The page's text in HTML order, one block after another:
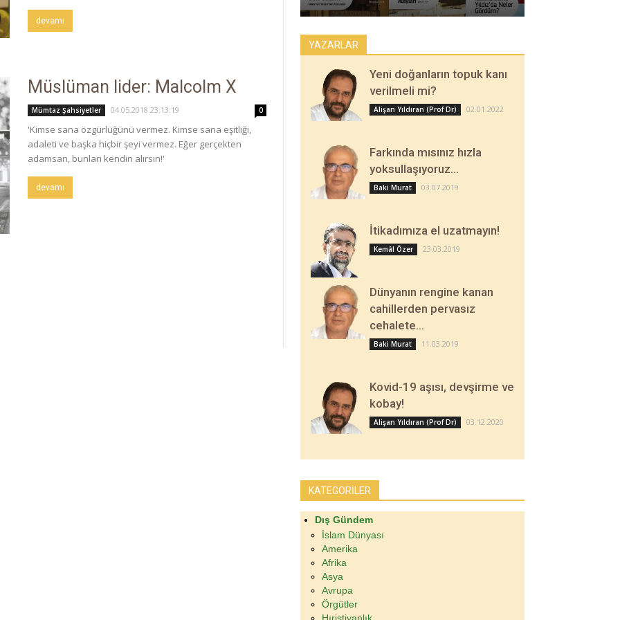
devamı
Müslüman lider: Malcolm X
Mümtaz Şahsiyetler 04.05.2018 23:13:19 0
'Kimse sana özgürlüğünü vermez. Kimse sana eşitliği,
adaleti ve başka hiçbir şeyi vermez. Eğer gerçekten
adamsan, bunları kendin alırsın!'
devamı
YAZARLAR
Yeni doğanların topuk kanı
verilmeli mi?
Alişan Yıldıran (Prof Dr) 02.01.2022
Farkında mısınız hızla
yoksullaşıyoruz…
Baki Murat 03.07.2019
İtikadımıza el uzatmayın!
Kemâl Özer 23.03.2019
Dünyanın rengine kanan
cahillerden pervasız
cehalete…
Baki Murat 11.03.2019
Kovid-19 aşısı, devşirme ve
kobay!
Alişan Yıldıran (Prof Dr) 03.12.2020
KATEGORİLER
Dış Gündem
İslam Dünyası
Amerika
Afrika
Asya
Avrupa
Örgütler